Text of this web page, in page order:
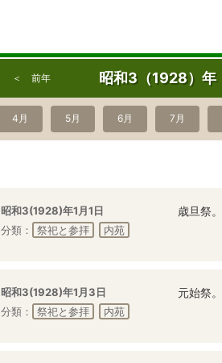
＜ 前年 昭和3（1928）年
4月 5月 6月 7月
昭和3(1928)年1月1日
分類：
祭祀と参拝 内苑
歳旦祭。
昭和3(1928)年1月3日
分類：
祭祀と参拝 内苑
元始祭。